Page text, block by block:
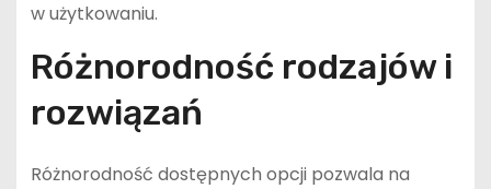
w użytkowaniu.
Różnorodność rodzajów i
rozwiązań
Różnorodność dostępnych opcji pozwala na